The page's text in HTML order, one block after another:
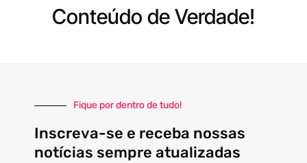
Conteúdo de Verdade!
Fique por dentro de tudo!
Inscreva-se e receba nossas
notícias sempre atualizadas